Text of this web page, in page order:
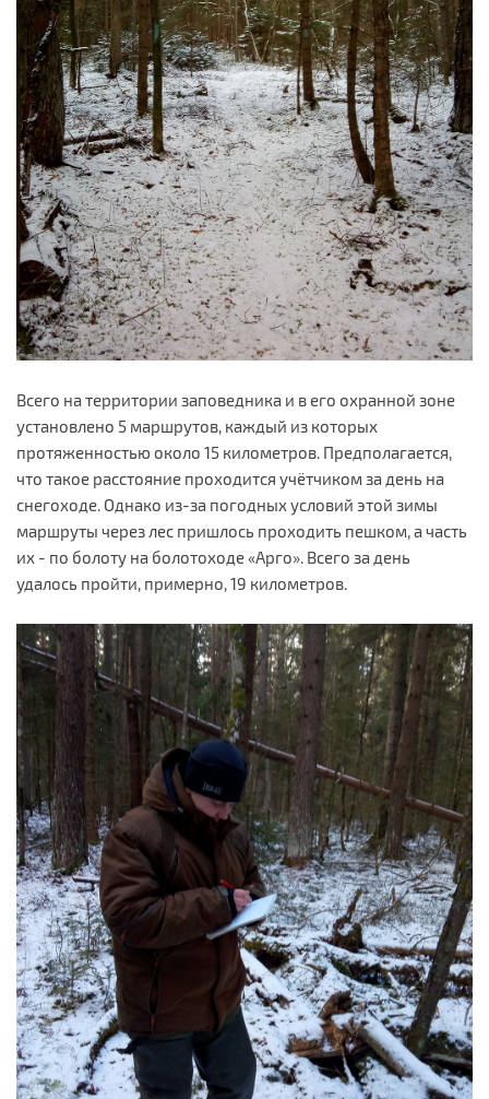
Всего на территории заповедника и в его охранной зоне
установлено 5 маршрутов, каждый из которых
протяженностью около 15 километров. Предполагается,
что такое расстояние проходится учётчиком за день на
снегоходе. Однако из-за погодных условий этой зимы
маршруты через лес пришлось проходить пешком, а часть
их - по болоту на болотоходе «Арго». Всего за день
удалось пройти, примерно, 19 километров.